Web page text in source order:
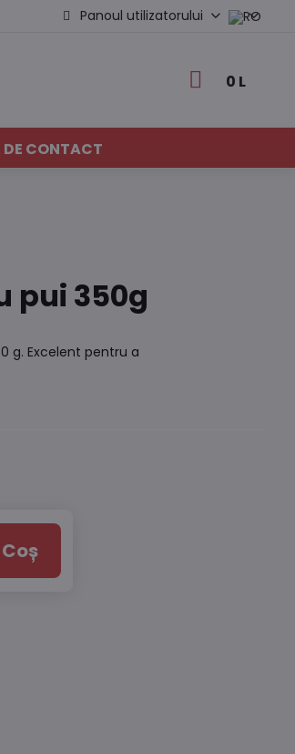
Panoul utilizatorului
0 L
DE CONTACT
pui 350g
g. Excelent pentru a